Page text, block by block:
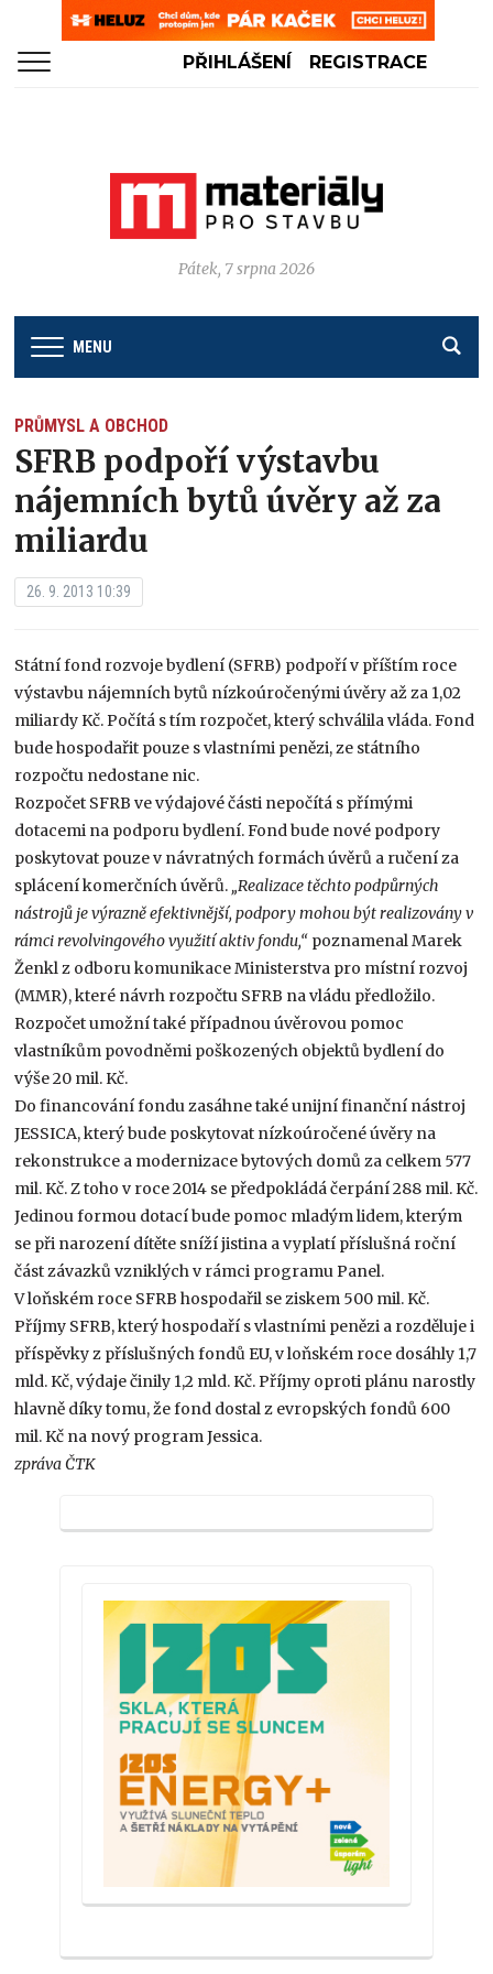
PŘIHLÁŠENÍ REGISTRACE
Pátek, 7 srpna 2026
MENU
PRŮMYSL A OBCHOD
SFRB podpoří výstavbu
nájemních bytů úvěry až za
miliardu
26. 9. 2013 10:39
Státní fond rozvoje bydlení (SFRB) podpoří v příštím roce
výstavbu nájemních bytů nízkoúročenými úvěry až za 1,02
miliardy Kč. Počítá s tím rozpočet, který schválila vláda. Fond
bude hospodařit pouze s vlastními penězi, ze státního
rozpočtu nedostane nic.
Rozpočet SFRB ve výdajové části nepočítá s přímými
dotacemi na podporu bydlení. Fond bude nové podpory
poskytovat pouze v návratných formách úvěrů a ručení za
splácení komerčních úvěrů. „Realizace těchto podpůrných
nástrojů je výrazně efektivnější, podpory mohou být realizovány v
rámci revolvingového využití aktiv fondu,“ poznamenal Marek
Ženkl z odboru komunikace Ministerstva pro místní rozvoj
(MMR), které návrh rozpočtu SFRB na vládu předložilo.
Rozpočet umožní také případnou úvěrovou pomoc
vlastníkům povodněmi poškozených objektů bydlení do
výše 20 mil. Kč.
Do financování fondu zasáhne také unijní finanční nástroj
JESSICA, který bude poskytovat nízkoúročené úvěry na
rekonstrukce a modernizace bytových domů za celkem 577
mil. Kč. Z toho v roce 2014 se předpokládá čerpání 288 mil. Kč.
Jedinou formou dotací bude pomoc mladým lidem, kterým
se při narození dítěte sníží jistina a vyplatí příslušná roční
část závazků vzniklých v rámci programu Panel.
V loňském roce SFRB hospodařil se ziskem 500 mil. Kč.
Příjmy SFRB, který hospodaří s vlastními penězi a rozděluje i
příspěvky z příslušných fondů EU, v loňském roce dosáhly 1,7
mld. Kč, výdaje činily 1,2 mld. Kč. Příjmy oproti plánu narostly
hlavně díky tomu, že fond dostal z evropských fondů 600
mil. Kč na nový program Jessica.
zpráva ČTK